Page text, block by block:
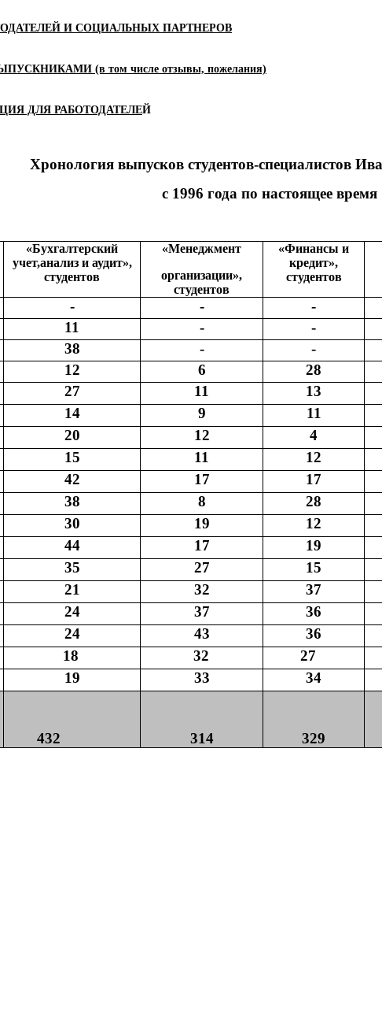
И СОЦИАЛЬНЫХ ПАРТНЕРОВ
(в том числе отзывы, пожелания)
ДЛЯ РАБОТОДАТЕЛЕЙ
Хронология выпусков студентов-специалистов
с 1996 года по настоящее время
«Бухгалтерский
учет,анализ и аудит»,
студентов
«Менеджмент
организации»,
студентов
«Финансы и
кредит»,
студентов
- - -
11 - -
38 - -
12 6 28
27 11 13
14 9 11
20 12 4
15 11 12
42 17 17
38 8 28
30 19 12
44 17 19
35 27 15
21 32 37
24 37 36
24 43 36
18 32 27
19 33 34
432 314 329